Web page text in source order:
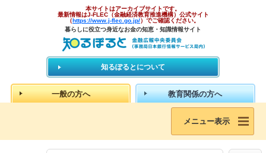
本サイトはアーカイブサイトです。
最新情報はJ-FLEC（金融経済教育推進機構）公式サイト
（https://www.j-flec.go.jp/）でご確認ください。
暮らしに役立つ身近なお金の知恵・知識情報サイト
知るぽるとについて
一般の方へ 教育関係の方へ
メニュー表示